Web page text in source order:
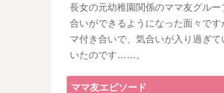
長女の元幼稚園関係のママ友グル
合いができるようになった面々で
マ付き合いで、気合いが入り過ぎ
いたのです……。
ママ友エピソード